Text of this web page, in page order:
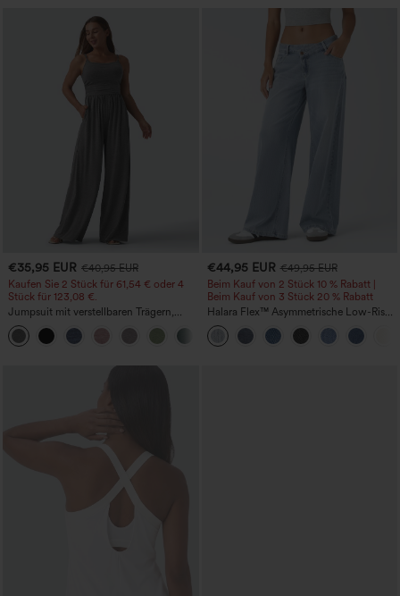
€35,95 EUR €40,95 EUR
Kaufen Sie 2 Stück für 61,54 € oder 4
Stück für 123,08 €.
Jumpsuit mit verstellbaren Trägern,
gerafftem Detail, weitem Bein und
meliertem Stoff, lässig, mit Taschen -
Easy Peezy
+10
€44,95 EUR €49,95 EUR
Beim Kauf von 2 Stück 10 % Rabatt |
Beim Kauf von 3 Stück 20 % Rabatt
Halara Flex™ Asymmetrische Low-Rise-
Jeans mit Reißverschlusstaschen,
Baggy-Stil, weitem Bein, gewaschen,
lässig